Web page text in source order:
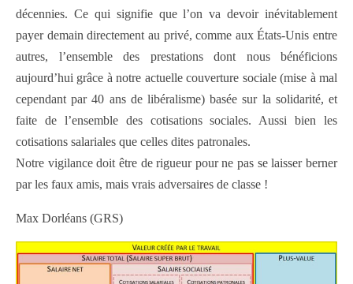
décennies. Ce qui signifie que l’on va devoir inévitablement
payer demain directement au privé, comme aux États-Unis entre
autres, l’ensemble des prestations dont nous bénéficions
aujourd’hui grâce à notre actuelle couverture sociale (mise à mal
cependant par 40 ans de libéralisme) basée sur la solidarité, et
faite de l’ensemble des cotisations sociales. Aussi bien les
cotisations salariales que celles dites patronales.
Notre vigilance doit être de rigueur pour ne pas se laisser berner
par les faux amis, mais vrais adversaires de classe !
Max Dorléans (GRS)